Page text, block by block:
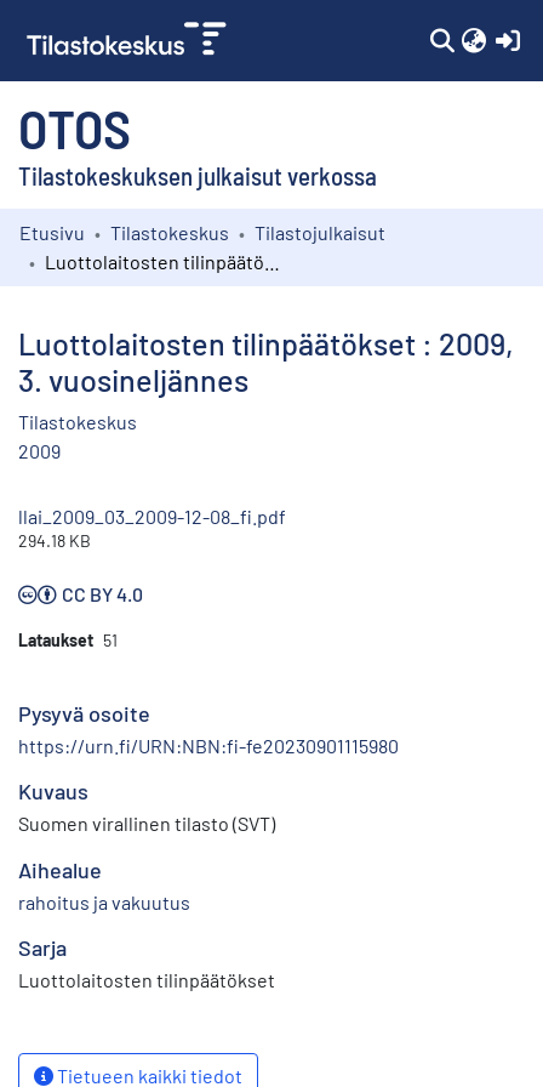
OTOS
Tilastokeskuksen julkaisut verkossa
Kokoelmat
Etusivu Tilastokeskus
Tilastojulkaisut
Luottolaitosten tilinpäätökset : 2009,
3. vuosineljännes
Tilastokeskus
2009
llai_2009_03_2009-12-08_fi.pdf
294.18 KB
CC BY 4.0
Lataukset 51
Pysyvä osoite
https://urn.fi/URN:NBN:fi-fe20230901115980
Kuvaus
Suomen virallinen tilasto (SVT)
Aihealue
rahoitus ja vakuutus
Sarja
Luottolaitosten tilinpäätökset
Tietueen kaikki tiedot